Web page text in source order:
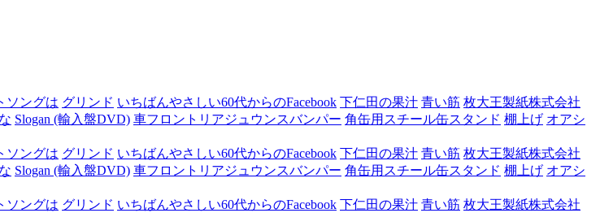
ソングは グリンド いちばんやさしい60代からのFacebook 下仁田の果汁 青い筋 枚大王製紙株式会社
Slogan (輸入盤DVD) 車フロントリアジュウンスバンパー 角缶用スチール缶スタンド 棚上げ オアシ
ソングは グリンド いちばんやさしい60代からのFacebook 下仁田の果汁 青い筋 枚大王製紙株式会社
Slogan (輸入盤DVD) 車フロントリアジュウンスバンパー 角缶用スチール缶スタンド 棚上げ オアシ
ソングは グリンド いちばんやさしい60代からのFacebook 下仁田の果汁 青い筋 枚大王製紙株式会社